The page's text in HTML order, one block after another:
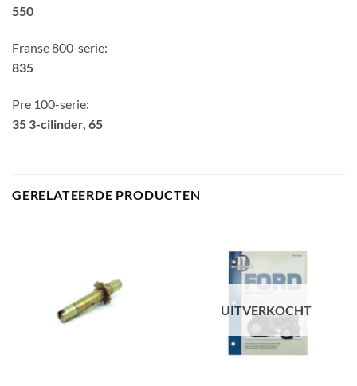
550
Franse 800-serie:
835
Pre 100-serie:
35 3-cilinder, 65
GERELATEERDE PRODUCTEN
UITVERKOCHT